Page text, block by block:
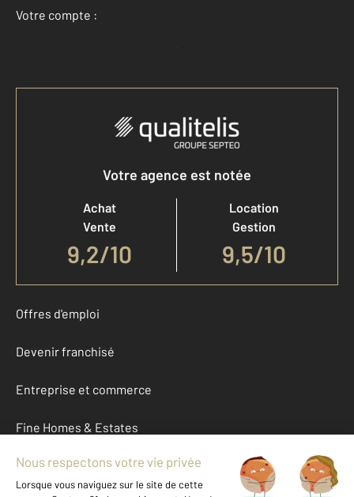
Votre compte :
Accéder à mon compte
Votre agence est notée
Achat
Vente
9,2/10
Location
Gestion
9,5/10
Offres d'emploi
Devenir franchisé
Entreprise et commerce
Fine Homes & Estates
À propos